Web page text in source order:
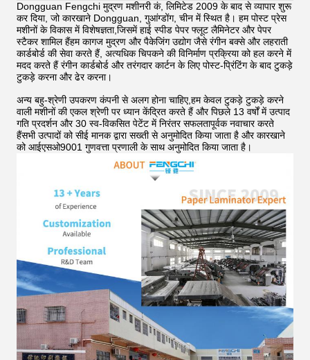
Dongguan Fengchi मुद्रण मशीनरी कं, लिमिटेड 2009 के बाद से व्यापार शुरू
कर दिया, जो कारखाने Dongguan, गुआंग्डोंग, चीन में स्थित है। हम पोस्ट प्रेस
मशीनों के विकास में विशेषज्ञता,जिसमें हाई स्पीड पेपर फ्लूट लैमिनेटर और पेपर
स्टैकर शामिल हैंहम कागज मुद्रण और पैकेजिंग उद्योग जैसे रंगीन बक्से और लहराती
कार्डबोर्ड की सेवा करते हैं, अत्यधिक चिपकने की विनिर्माण प्रक्रिया को हल करने में
मदद करते हैं रंगीन कार्डबोर्ड और तरंगदार कार्टन के लिए पोस्ट-प्रिंटिंग के बाद टुकड़े
टुकड़े करना और ढेर करना।
अन्य बहु-श्रेणी उपकरण कंपनी से अलग होना चाहिए,हम केवल टुकड़े टुकड़े करने
वाली मशीनों की एकल श्रेणी पर ध्यान केंद्रित करते हैं और पिछले 13 वर्षों में उत्पाद
गति प्रदर्शन और 30 स्व-विकसित पेटेंट में निरंतर सफलतापूर्वक नवाचार करते
हैंसभी उत्पादों को सीई मानक द्वारा सख्ती से अनुमोदित किया जाता है और कारखाने
को आईएसओ9001 गुणवत्ता प्रणाली के साथ अनुमोदित किया जाता है।